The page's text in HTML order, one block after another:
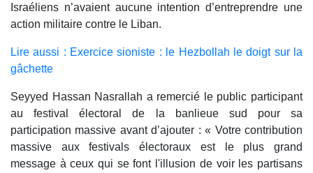
Israéliens n’avaient aucune intention d’entreprendre une
action militaire contre le Liban.
Lire aussi : Exercice sioniste : le Hezbollah le doigt sur la
gâchette
Seyyed Hassan Nasrallah a remercié le public participant
au festival électoral de la banlieue sud pour sa
participation massive avant d’ajouter : « Votre contribution
massive aux festivals électoraux est le plus grand
message à ceux qui se font l'illusion de voir les partisans